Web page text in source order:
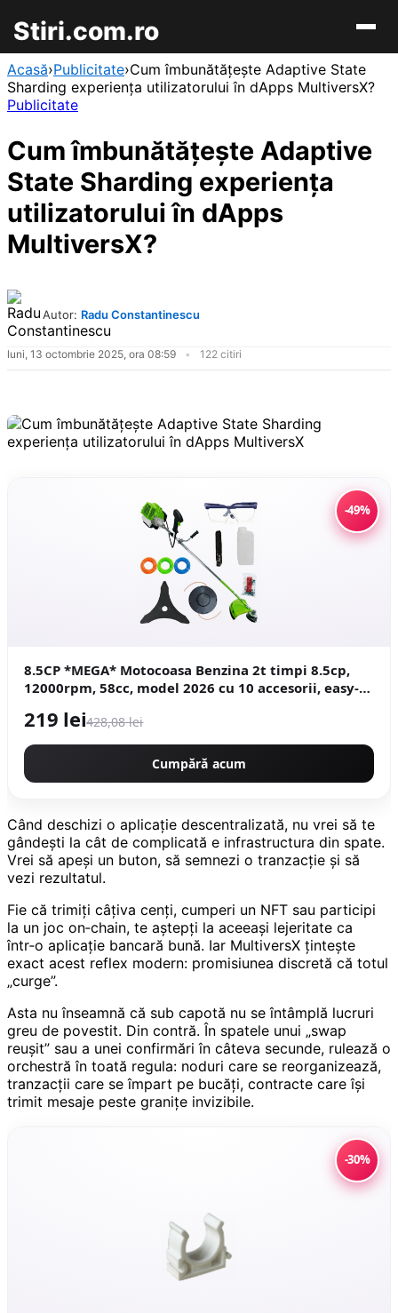
Stiri.com.ro
Acasă›Publicitate›Cum îmbunătățește Adaptive State
Sharding experiența utilizatorului în dApps MultiversX?
Publicitate
Cum îmbunătățește Adaptive
State Sharding experiența
utilizatorului în dApps
MultiversX?
Autor: Radu Constantinescu
luni, 13 octombrie 2025, ora 08:59 122 citiri
-49%
8.5CP *MEGA* Motocoasa Benzina 2t timpi 8.5cp,
12000rpm, 58cc, model 2026 cu 10 accesorii, easy-
219 lei428,08 lei
Cumpără acum
Când deschizi o aplicație descentralizată, nu vrei să te
gândești la cât de complicată e infrastructura din spate.
Vrei să apeși un buton, să semnezi o tranzacție și să
vezi rezultatul.
Fie că trimiți câțiva cenți, cumperi un NFT sau participi
la un joc on‑chain, te aștepți la aceeași lejeritate ca
într‑o aplicație bancară bună. Iar MultiversX țintește
exact acest reflex modern: promisiunea discretă că totul
„curge”.
Asta nu înseamnă că sub capotă nu se întâmplă lucruri
greu de povestit. Din contră. În spatele unui „swap
reușit” sau a unei confirmări în câteva secunde, rulează o
orchestră în toată regula: noduri care se reorganizează,
tranzacții care se împart pe bucăți, contracte care își
trimit mesaje peste granițe invizibile.
-30%